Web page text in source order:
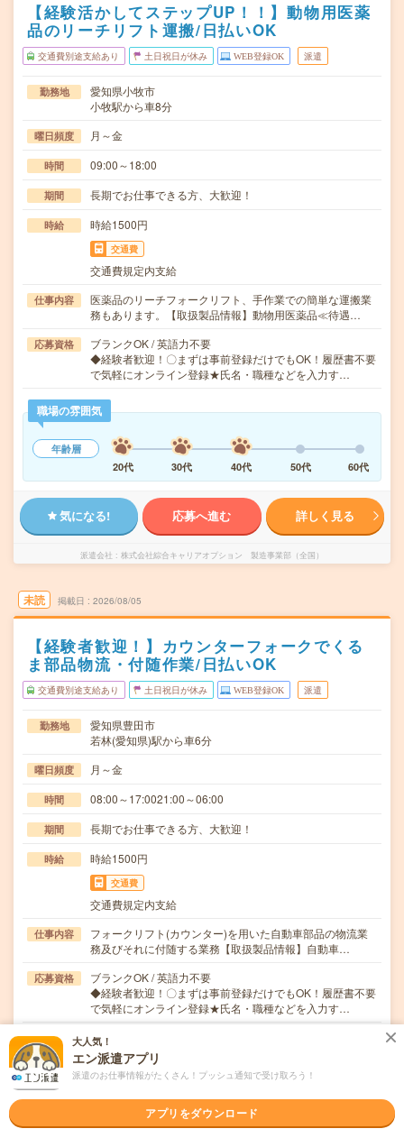
【経験活かしてステップUP！！】動物用医薬
品のリーチリフト運搬/日払いOK
交通費別途支給あり 土日祝日が休み WEB登録OK 派遣
勤務地
愛知県小牧市
小牧駅から車8分
曜日頻度 月～金
時間 09:00～18:00
期間 長期でお仕事できる方、大歓迎！
時給 時給1500円
交通費
交通費規定内支給
仕事内容
医薬品のリーチフォークリフト、手作業での簡単な運搬業
務もあります。【取扱製品情報】動物用医薬品≪待遇…
応募資格
ブランクOK / 英語力不要
◆経験者歓迎！〇まずは事前登録だけでもOK！履歴書不要
で気軽にオンライン登録★氏名・職種などを入力す…
職場の雰囲気
年齢層
20代
30代 40代 50代 60代
気になる! 応募へ進む 詳しく見る
派遣会社 株式会社綜合キャリアオプション 製造事業部（全国）
未読 掲載日 2026/08/05
【経験者歓迎！】カウンターフォークでくる
ま部品物流・付随作業/日払いOK
交通費別途支給あり 土日祝日が休み WEB登録OK 派遣
勤務地
愛知県豊田市
若林(愛知県)駅から車6分
曜日頻度 月～金
時間 08:00～17:0021:00～06:00
期間 長期でお仕事できる方、大歓迎！
時給 時給1500円
交通費
交通費規定内支給
仕事内容
フォークリフト(カウンター)を用いた自動車部品の物流業
務及びそれに付随する業務【取扱製品情報】自動車…
応募資格
ブランクOK / 英語力不要
◆経験者歓迎！〇まずは事前登録だけでもOK！履歴書不要
で気軽にオンライン登録★氏名・職種などを入力す…
職場の雰囲気
年齢層
20代
30代 40代 50代 60代
大人気！
エン派遣アプリ
派遣のお仕事情報がたくさん！プッシュ通知で受け取ろう！
アプリをダウンロード